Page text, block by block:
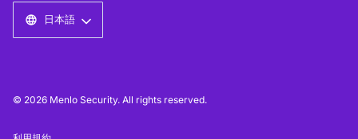
日本語
© 2026 Menlo Security. All rights reserved.